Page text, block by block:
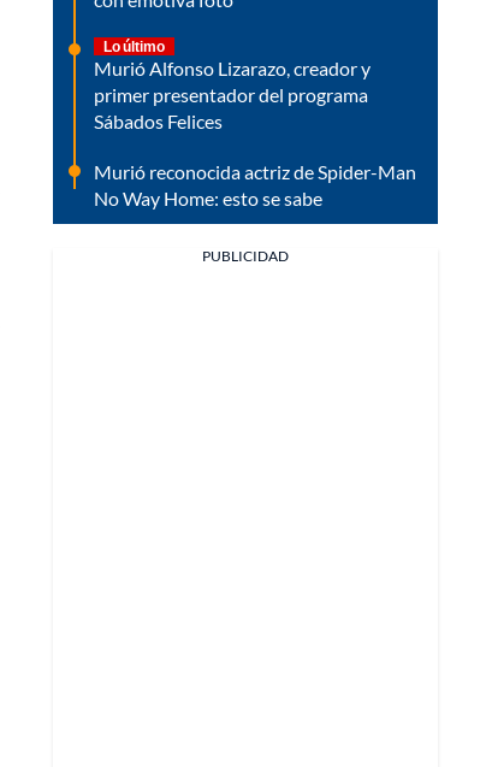
Lo último
Murió Alfonso Lizarazo, creador y
primer presentador del programa
Sábados Felices
Murió reconocida actriz de Spider-Man
No Way Home: esto se sabe
PUBLICIDAD